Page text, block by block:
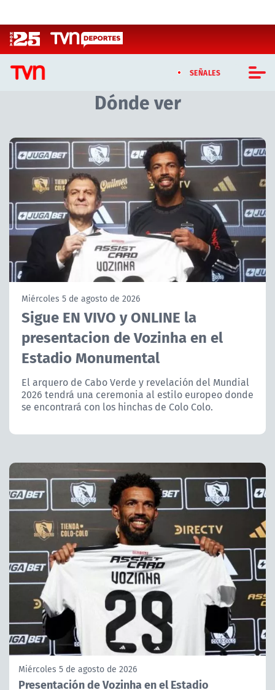
SEÑALES
CASTING MASTERCHEF CHILE
CASTING TVN VERTICAL
TVN VERTICAL
TVN PLAY
PROGRAMAS
TELESERIES
ACTUALIDAD Y TENDENCIAS
CORPORATIVO Y TRANSPARENCIA
CANAL DE DENUNCIAS
Dónde ver
Artículos relacionados con Dónde ver
Miércoles 5 de agosto de 2026
Sigue EN VIVO y ONLINE la
presentacion de Vozinha en el
Estadio Monumental
El arquero de Cabo Verde y revelación del Mundial
2026 tendrá una ceremonia al estilo europeo donde
se encontrará con los hinchas de Colo Colo.
Miércoles 5 de agosto de 2026
Presentación de Vozinha en el Estadio